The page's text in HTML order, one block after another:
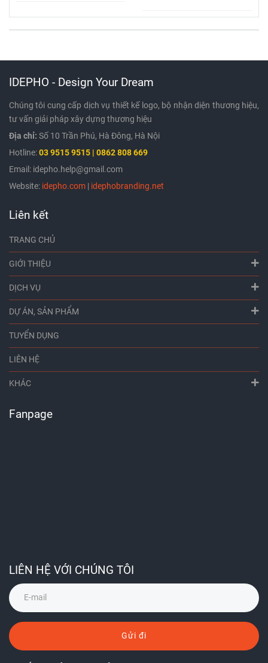
IDEPHO - Design Your Dream
Chúng tôi cung cấp dịch vụ thiết kế logo, bộ nhận diện thương hiệu,
tư vấn giải pháp xây dựng thương hiệu
Địa chỉ: Số 10 Trần Phú, Hà Đông, Hà Nội
Hotline:039515 9515 | 0862 808 669
Email: idepho.help@gmail.com
Website: idepho.com | idephobranding.net
Liên kết
TRANG CHỦ
GIỚI THIỆU
DỊCH VỤ
DỰ ÁN, SẢN PHẨM
TUYỂN DỤNG
LIÊN HỆ
KHÁC
Fanpage
LIÊN HỆ VỚI CHÚNG TÔI
Gửi đi